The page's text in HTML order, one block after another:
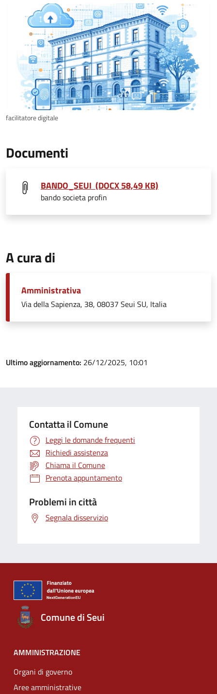
facilitatore digitale
Documenti
BANDO_SEUI (DOCX 58,49 KB)
bando societa profin
A cura di
Amministrativa
Via della Sapienza, 38, 08037 Seui SU, Italia
Ultimo aggiornamento: 26/12/2025, 10:01
Contatta il Comune
Leggi le domande frequenti
Richiedi assistenza
Chiama il Comune
Prenota appuntamento
Problemi in città
Segnala disservizio
Comune di Seui
AMMINISTRAZIONE
Organi di governo
Aree amministrative